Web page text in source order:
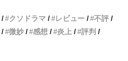
クソドラマ レビュー
不評
微妙 感想 炎上
評判